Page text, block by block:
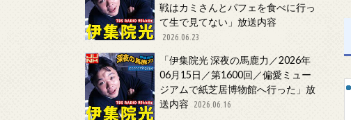
戦はカミさんとパフェを食べに行っ
て生で見てない」放送内容
2026.06.23
「伊集院光 深夜の馬鹿力／2026年
06月15日／第1600回／偏愛ミュー
ジアムで紙芝居博物館へ行った」放
送内容
2026.06.16